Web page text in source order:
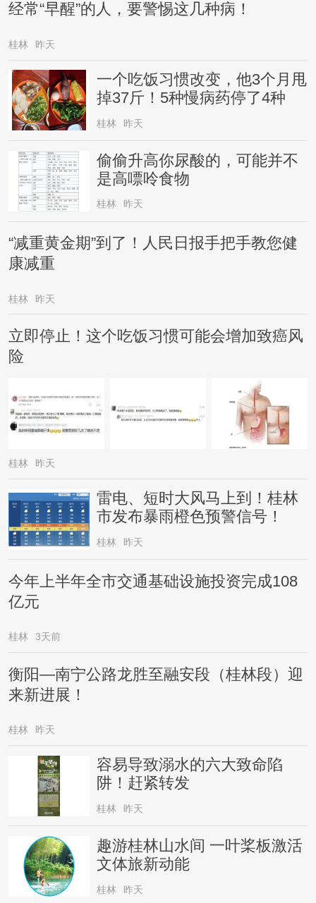
经常“早醒”的人，要警惕这几种病！
桂林 昨天
一个吃饭习惯改变，他3个月甩
掉37斤！5种慢病药停了4种
桂林 昨天
偷偷升高你尿酸的，可能并不
是高嘌呤食物
桂林 昨天
“减重黄金期”到了！人民日报手把手教您健
康减重
桂林 昨天
立即停止！这个吃饭习惯可能会增加致癌风
险
桂林 昨天
雷电、短时大风马上到！桂林
市发布暴雨橙色预警信号！
桂林 昨天
今年上半年全市交通基础设施投资完成108
亿元
桂林 3天前
衡阳—南宁公路龙胜至融安段（桂林段）迎
来新进展！
桂林 昨天
容易导致溺水的六大致命陷
阱！赶紧转发
桂林 昨天
趣游桂林山水间 一叶桨板激活
文体旅新动能
桂林 昨天